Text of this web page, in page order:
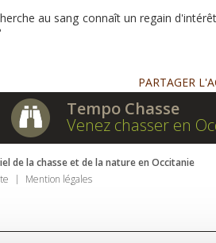
au sang connaît un regain
PARTAGER
Tempo Chasse
Venez chasser en
de la chasse et de la nature en Occitanie
Mention légales